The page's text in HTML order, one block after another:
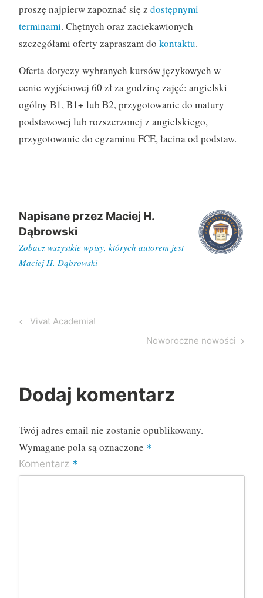
proszę najpierw zapoznać się z dostępnymi
terminami. Chętnych oraz zaciekawionych
szczegółami oferty zapraszam do kontaktu.
Oferta dotyczy wybranych kursów językowych w
cenie wyjściowej 60 zł za godzinę zajęć: angielski
ogólny B1, B1+ lub B2, przygotowanie do matury
podstawowej lub rozszerzonej z angielskiego,
przygotowanie do egzaminu FCE, łacina od podstaw.
Napisane przez Maciej H.
Dąbrowski
Zobacz wszystkie wpisy, których autorem jest
Maciej H. Dąbrowski
Nawigacja
Previous
Vivat Academia!
Next
Post
Noworoczne nowości
Dodaj komentarz
Twój adres email nie zostanie opublikowany.
Wymagane pola są oznaczone *
Komentarz *